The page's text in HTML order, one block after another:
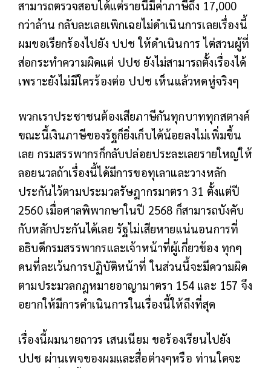
สามารถตรวจสอบได้แต่รายนี้มีค่าภาษีถึง 17,000
กว่าล้าน กลับละเลยเพิกเฉยไม่ดำเนินการเลยเรื่องนี้
ผมขอเรียกร้องไปยัง ปปช ให้ดำเนินการ ไต่สวนผู้ที่
ส่อกระทำความผิดแต่ ปปช ยังไม่สามารถตั้งเรื่องได้
เพราะยังไม่มีใครร้องต่อ ปปช เห็นแล้วหดหู่จริงๆ
พวกเราประชาชนต้องเสียภาษีกันทุกบาททุกสตางค์
ขณะนี้เงินภาษีของรัฐก็ยิ่งเก็บได้น้อยลงไม่เพิ่มขึ้น
เลย กรมสรรพากรก็กลับปล่อยประละเลยรายใหญ่ให้
ลอยนวลถ้าเรื่องนี้ได้มีการขอทุเลาและวางหลัก
ประกันไว้ตามประมวลรัษฎากรมาตรา 31 ตั้งแต่ปี
2560 เมื่อศาลพิพากษาในปี 2568 ก็สามารถบังคับ
กับหลักประกันได้เลย รัฐไม่เสียหายแน่นอนการที่
อธิบดีกรมสรรพากรและเจ้าหน้าที่ผู้เกี่ยวข้อง ทุกๆ
คนที่ละเว้นการปฏิบัติหน้าที่ ในส่วนนี้จะมีความผิด
ตามประมวลกฎหมายอาญามาตรา 154 และ 157 จึง
อยากให้มีการดำเนินการในเรื่องนี้ให้ถึงที่สุด
เรื่องนี้ผมนายถาวร เสนเนียม ขอร้องเรียนไปยัง
ปปช ผ่านเพจของผมและสื่อต่างๆหรือ ท่านใดจะ